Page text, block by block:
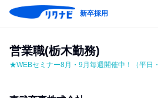
新卒採用
営業職(栃木勤務)
★WEBセミナー8月・9月毎週開催中！（平日